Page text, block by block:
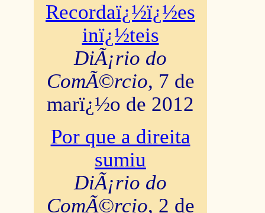
Recordaï¿½ï¿½es
inï¿½teis
DiÃ¡rio do
ComÃ©rcio, 7 de
marï¿½o de 2012
Por que a direita
sumiu
DiÃ¡rio do
ComÃ©rcio, 2 de